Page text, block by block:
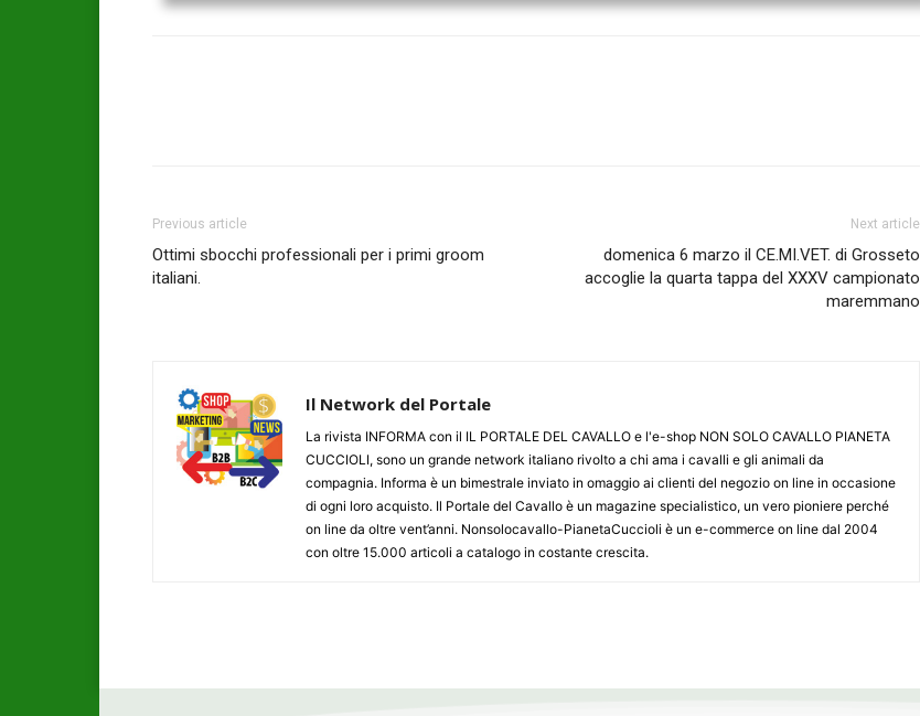
Previous article
Ottimi sbocchi professionali per i primi groom
italiani.
Next article
domenica 6 marzo il CE.MI.VET. di Grosseto
accoglie la quarta tappa del XXXV campionato
maremmano
Il Network del Portale
La rivista INFORMA con il IL PORTALE DEL CAVALLO e l'e-shop NON SOLO CAVALLO PIANETA
CUCCIOLI, sono un grande network italiano rivolto a chi ama i cavalli e gli animali da
compagnia. Informa è un bimestrale inviato in omaggio ai clienti del negozio on line in occasione
di ogni loro acquisto. Il Portale del Cavallo è un magazine specialistico, un vero pioniere perché
on line da oltre vent’anni. Nonsolocavallo-PianetaCuccioli è un e-commerce on line dal 2004
con oltre 15.000 articoli a catalogo in costante crescita.